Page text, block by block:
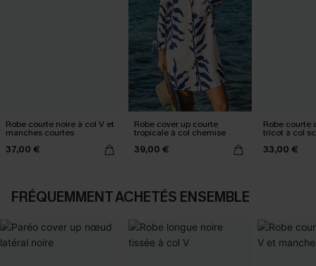
Robe courte noire à col V et
manches courtes
37,00 €
Robe cover up courte
tropicale à col chemise
39,00 €
Robe courte
tricot à col
33,00 €
FRÉQUEMMENT ACHETÉS ENSEMBLE